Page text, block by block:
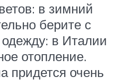
в зимний
берите с
в Италии
отопление.
придется очень